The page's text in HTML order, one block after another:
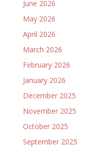
June 2026
May 2026
April 2026
March 2026
February 2026
January 2026
December 2025
November 2025
October 2025
September 2025